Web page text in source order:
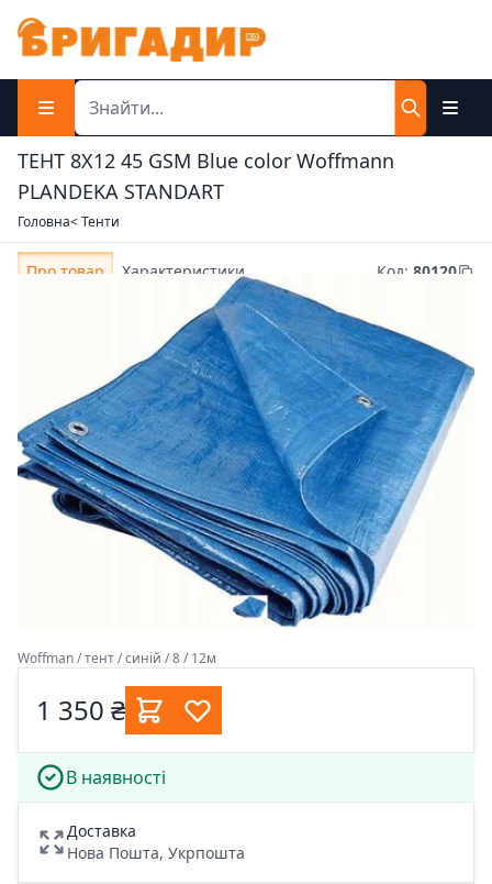
ТЕНТ 8Х12 45 GSM Blue color Woffmann
PLANDEKA STANDART
Головна< Тенти
Про товар Характеристики Код: 80120
Woffman / тент / синій / 8 / 12м
1 350 ₴
В наявності
Доставка
Нова Пошта, Укрпошта